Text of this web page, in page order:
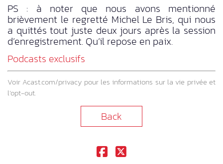
PS : à noter que nous avons mentionné
brièvement le regretté Michel Le Bris, qui nous
a quittés tout juste deux jours après la session
d’enregistrement. Qu’il repose en paix.
Podcasts exclusifs
Voir Acast.com/privacy pour les informations sur la vie privée et
l’opt-out.
Back